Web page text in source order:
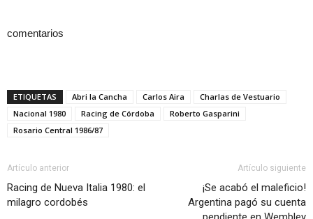
comentarios
ETIQUETAS Abri la Cancha Carlos Aira
Charlas de Vestuario
Nacional 1980
Racing de Córdoba
Roberto Gasparini
Rosario Central 1986/87
Artículo anterior
Racing de Nueva Italia 1980: el
milagro cordobés
Artículo siguiente
¡Se acabó el maleficio!
Argentina pagó su cuenta